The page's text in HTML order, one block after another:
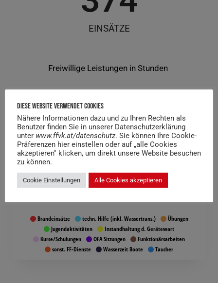
EINSÄTZE
Frei­wil­li­ge Leis­tun­gen in Stunden
Brandeinsätze techn. Hilfe (inkl. Wassertrans.)
Übungen
Jugendaktivitäten
Instandhaltung d. Gerätewart
Kurse/Schulungen
OFA Sitzungen
Funktionärsarbeiten
sonst. FF-Dienste
Wasserzeit Boote Taucher
Diese Website Verwendet Cookies
Nähere Informationen dazu und zu Ihren Rechten als
Benutzer finden Sie in unserer Datenschutzerklärung
unter www.ffvk.at/datenschutz. Sie können Ihre Cookie-
Präferenzen hier einstellen oder auf „alle Cookies
akzeptieren" klicken, um direkt unsere Website besuchen
zu können.
Cookie Einstellungen Alle Cookies akzeptieren